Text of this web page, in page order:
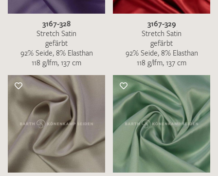
3167-328
Stretch Satin
gefärbt
92% Seide, 8% Elasthan
118 g/lfm, 137 cm
3167-329
Stretch Satin
gefärbt
92% Seide, 8% Elasthan
118 g/lfm, 137 cm